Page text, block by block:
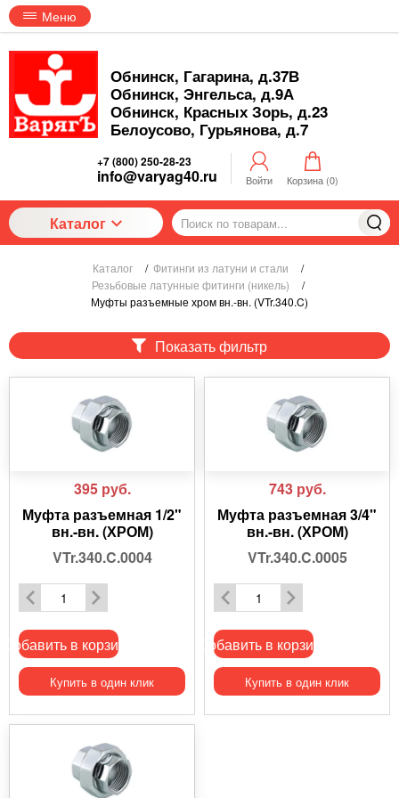
Меню
Обнинск, Гагарина, д.37В
Обнинск, Энгельса, д.9А
Обнинск, Красных Зорь, д.23
Белоусово, Гурьянова, д.7
+7 (800) 250-28-23
info@varyag40.ru Войти Корзина (0)
Каталог
Каталог / Фитинги из латуни и стали
/
Резьбовые латунные фитинги (никель)
/
Муфты разъемные хром вн.-вн. (VTr.340.C)
Показать фильтр
395 руб.
Муфта разъемная 1/2"
вн.-вн. (ХРОМ)
VTr.340.C.0004
Добавить в корзину
Купить в один клик
743 руб.
Муфта разъемная 3/4"
вн.-вн. (ХРОМ)
VTr.340.C.0005
Добавить в корзину
Купить в один клик